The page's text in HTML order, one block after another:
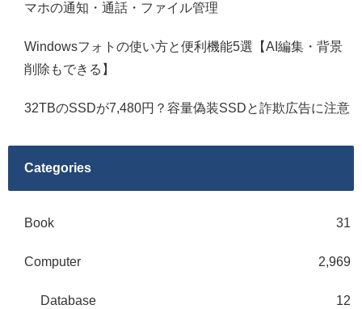
マホの通知・通話・ファイル管理
Windowsフォトの使い方と便利機能5選【AI編集・背景
削除もできる】
32TBのSSDが7,480円？容量偽装SSDと詐欺広告に注意
Categories
Book 31
Computer 2,969
Database 12